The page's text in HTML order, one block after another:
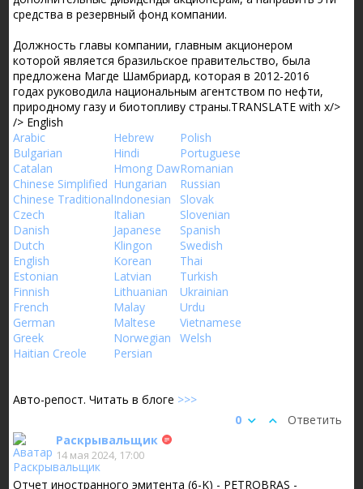
средства в резервный фонд компании.
Должность главы компании, главным акционером
которой является бразильское правительство, была
предложена Магде Шамбриард, которая в 2012-2016
годах руководила национальным агентством по нефти,
природному газу и биотопливу страны.TRANSLATE withx/>
/> English
Arabic
Hebrew
Polish
Bulgarian
Hindi
Portuguese
Catalan
Hmong DawRomanian
Chinese Simplified Hungarian
Russian
Chinese TraditionalIndonesian
Slovak
Czech
Italian
Slovenian
Danish
Japanese
Spanish
Dutch
Klingon
Swedish
English
Korean
Thai
Estonian
Latvian
Turkish
Finnish
Lithuanian
Ukrainian
French
Malay
Urdu
German
Maltese
Vietnamese
Greek
Norwegian
Welsh
Haitian Creole
Persian
Авто-репост. Читать в блоге >>>
Ответить
0
Раскрывальщик
14 мая 2024, 17:00
Отчет иностранного эмитента (6-K) - PETROBRAS -